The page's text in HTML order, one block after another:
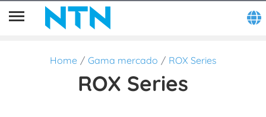
Home Gama mercado ROX Series
ROX Series